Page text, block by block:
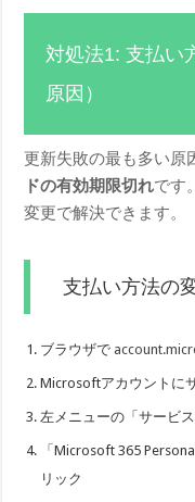
対処法1: 支払い
原因）
更新失敗の最も多い原
ドの有効期限切れです
変更で解決できます。
支払い方法の
ブラウザで
Microsoftアカウントに
左メニューの「サービ
「Microsoft 365
リック